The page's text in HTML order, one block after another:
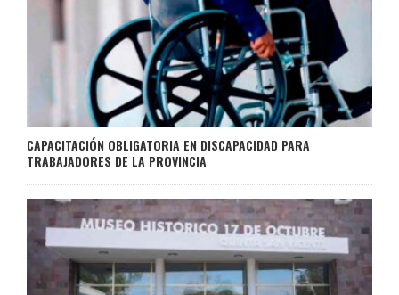
CAPACITACIÓN OBLIGATORIA EN DISCAPACIDAD PARA
TRABAJADORES DE LA PROVINCIA